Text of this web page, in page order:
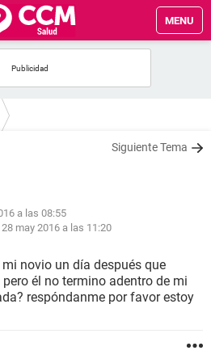
MENU
Siguiente Tema
a las 08:55
28 may 2016 a las 11:20
novio un día después que
él no termino adentro de mi
respóndanme por favor estoy